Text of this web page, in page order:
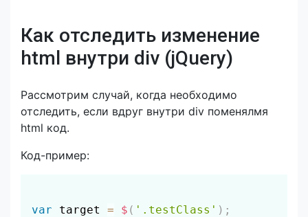
Как отследить изменение
html внутри div (jQuery)
Рассмотрим случай, когда необходимо
отследить, если вдруг внутри div поменялмя
html код.
Код-пример:
var target = $ ( '.testClass' ) ;